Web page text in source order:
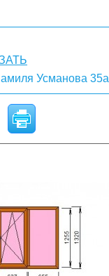
Усманова 35а